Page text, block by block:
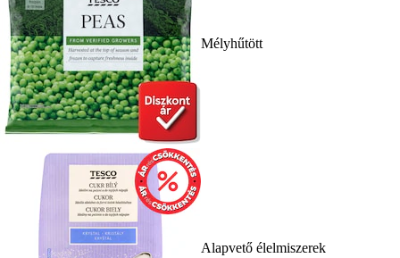
Mélyhűtött
Alapvető élelmiszerek